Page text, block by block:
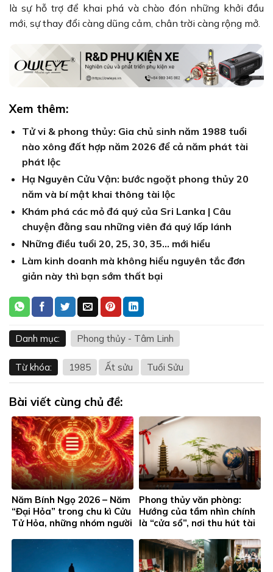
là sự hỗ trợ để khai phá và chào đón những khởi đầu
mới, sự thay đổi càng dũng cảm, chân trời càng rộng mở.
Xem thêm:
Tử vi & phong thủy: Gia chủ sinh năm 1988 tuổi
nào xông đất hợp năm 2026 để cả năm phát tài
phát lộc
Hạ Nguyên Cửu Vận: bước ngoặt phong thủy 20
năm và bí mật khai thông tài lộc
Khám phá các mỏ đá quý của Sri Lanka | Câu
chuyện đằng sau những viên đá quý lấp lánh
Những điều tuổi 20, 25, 30, 35… mới hiểu
Làm kinh doanh mà không hiểu nguyên tắc đơn
giản này thì bạn sớm thất bại
Danh mục: Phong thủy - Tâm Linh
Từ khóa: 1985 Ất sửu Tuổi Sửu
Bài viết cùng chủ đề:
Năm Bính Ngọ 2026 – Năm
“Đại Hỏa” trong chu kì Cửu
Tử Hỏa, những nhóm người
Phong thủy văn phòng:
Hướng của tầm nhìn chính
là “cửa sổ”, nơi thu hút tài